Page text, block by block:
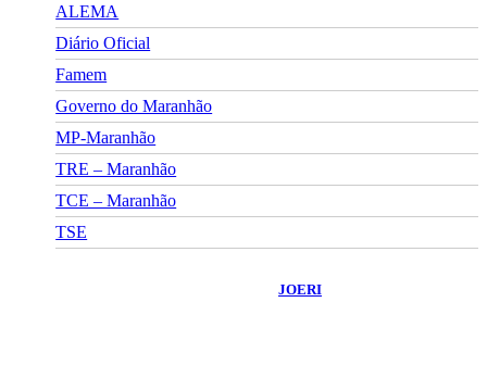
ALEMA
Diário Oficial
Famem
Governo do Maranhão
MP-Maranhão
TRE – Maranhão
TCE – Maranhão
TSE
JOERI